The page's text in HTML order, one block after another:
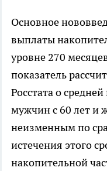
Основное
выплаты
уровне 270
показатель
Росстата о
мужчин с 60 лет и
неизменным по
истечения этого
накопительной